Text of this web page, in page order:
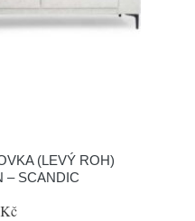
(LEVÝ ROH)
– SCANDIC